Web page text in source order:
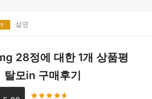
1 설명
28정에 대한 1개 상품평
탈모in 구매후기